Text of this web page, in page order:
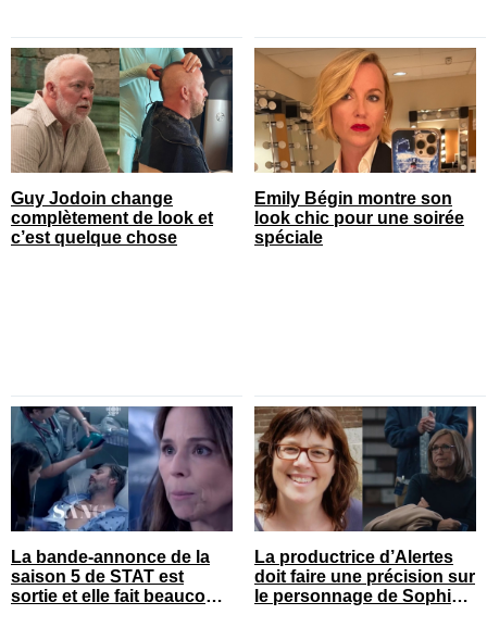
Guy Jodoin change
complètement de look et
c’est quelque chose
Emily Bégin montre son
look chic pour une soirée
spéciale
La bande-annonce de la
saison 5 de STAT est
sortie et elle fait beaucoup
La productrice d’Alertes
doit faire une précision sur
le personnage de Sophie